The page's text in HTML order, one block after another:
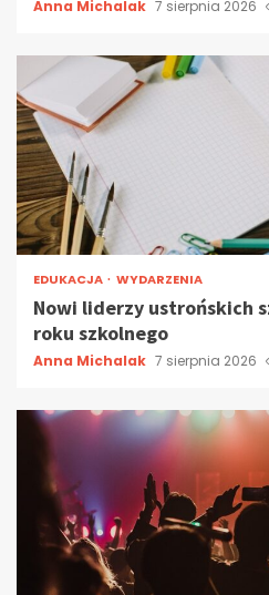
Anna Michalak 7 sierpnia 2026
EDUKACJA WYDARZENIA
Nowi liderzy ustrońskich
roku szkolnego
Anna Michalak 7 sierpnia 2026